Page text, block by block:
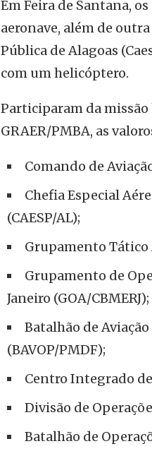
Em Feira de Santana,
aeronave, além de
Pública de Alagoas
com um helicóptero.
Participaram da
GRAER/PMBA, as
Comando de
Chefia Especial
(CAESP/AL);
Grupamento Tático
Grupamento de
Janeiro (GOA/CBMERJ);
Batalhão de
(BAVOP/PMDF);
Centro Integrado de
Divisão de
Batalhão de